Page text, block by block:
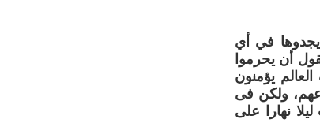
يجدوها في أي
أن يحرموا
يؤمنون
ولكن فى
نهارا على